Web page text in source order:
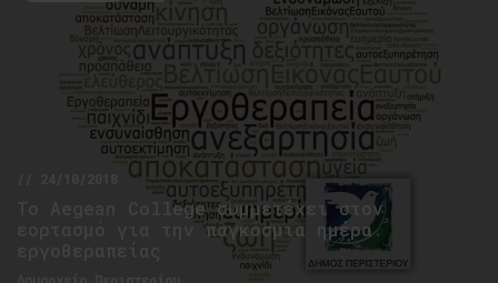
Το Aegean College συμμετέχει στον
εορτασμό για την παγκόσμια ημέρα